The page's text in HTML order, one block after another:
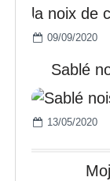
09/09/2020
Sablé
13/05/2020